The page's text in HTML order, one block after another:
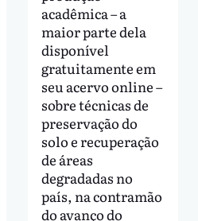
acadêmica – a
maior parte dela
disponível
gratuitamente em
seu acervo online –
sobre técnicas de
preservação do
solo e recuperação
de áreas
degradadas no
país, na contramão
do avanço do